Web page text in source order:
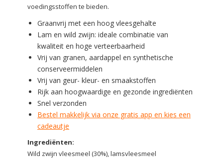
voedingsstoffen te bieden.
Graanvrij met een hoog vleesgehalte
Lam en wild zwijn: ideale combinatie van
kwaliteit en hoge verteerbaarheid
Vrij van granen, aardappel en synthetische
conserveermiddelen
Vrij van geur- kleur- en smaakstoffen
Rijk aan hoogwaardige en gezonde ingrediënten
Snel verzonden
Bestel makkelijk via onze gratis app en kies een
cadeautje
Ingrediënten:
Wild zwijn vleesmeel (30%), lamsvleesmeel